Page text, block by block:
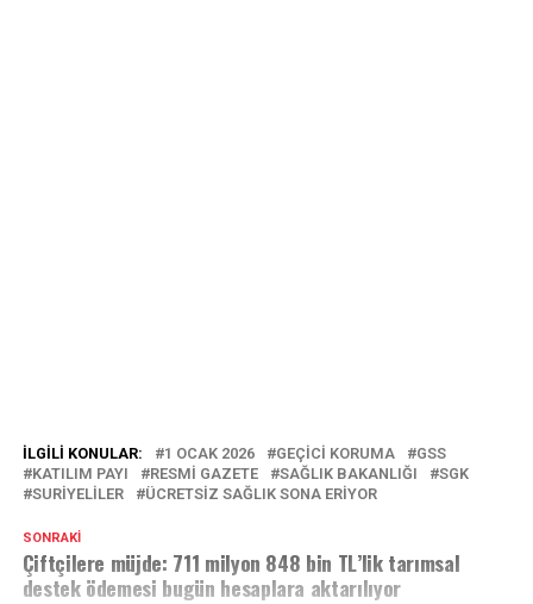
İLGILI KONULAR: 1 OCAK 2026 GEÇICI KORUMA
GSS
KATILIM PAYI
RESMİ GAZETE SAĞLIK BAKANLIĞI
SGK
SURIYELILER
ÜCRETSIZ SAĞLIK SONA ERIYOR
SONRAKI
Çiftçilere müjde: 711 milyon 848 bin TL’lik tarımsal
destek ödemesi bugün hesaplara aktarılıyor